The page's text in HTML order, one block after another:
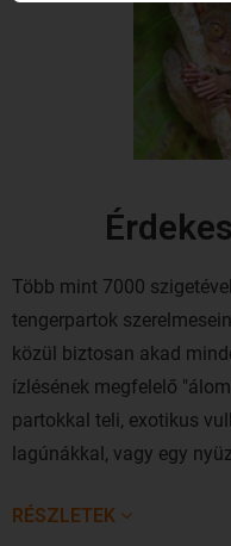
Több mint 7000
tengerpartok
közül biztosan akad
ízlésének megfelelő
partokkal teli, exotikus
lagúnákkal, vagy egy
Cebu sziget a Fülöp-
RÉSZLETEK